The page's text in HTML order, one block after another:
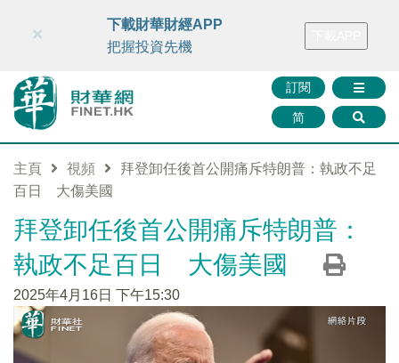
財華智庫網 FINTV FINMETA 財華證券 媒體矩陣
訂閱
简
×
下載財華財經APP
把握投資先機
主頁 視頻
拜登卸任後首公開痛斥特朗普：執政不足
百日 大傷美國
拜登卸任後首公開痛斥特朗普：
執政不足百日 大傷美國
2025年4月16日 下午15:30